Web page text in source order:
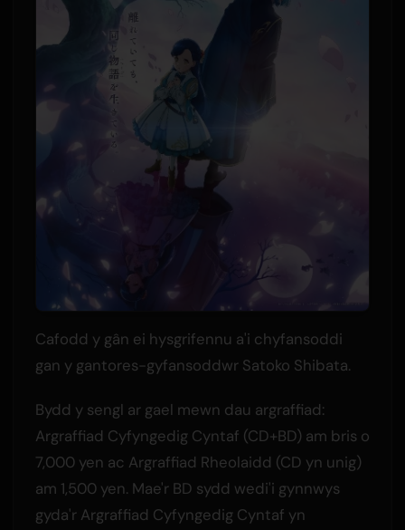
Cafodd y gân ei hysgrifennu a'i chyfansoddi
gan y gantores-gyfansoddwr Satoko Shibata.
Bydd y sengl ar gael mewn dau argraffiad:
Argraffiad Cyfyngedig Cyntaf (CD+BD) am bris o
7,000 yen ac Argraffiad Rheolaidd (CD yn unig)
am 1,500 yen. Mae'r BD sydd wedi'i gynnwys
gyda'r Argraffiad Cyfyngedig Cyntaf yn